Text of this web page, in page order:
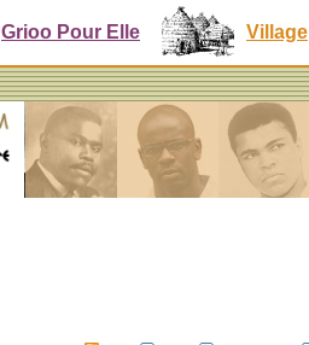
Grioo Pour Elle Village